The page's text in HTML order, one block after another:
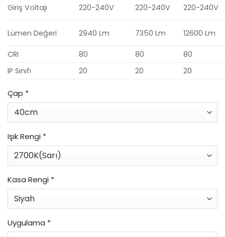
Giriş Voltajı 220-240V 220-240V 220-240V
Lümen Değeri 2940 Lm 7350 Lm 12600 Lm
CRI 80 80
80
IP Sınıfı
20 20 20
Çap *
Işık Rengi *
Kasa Rengi *
Uygulama *